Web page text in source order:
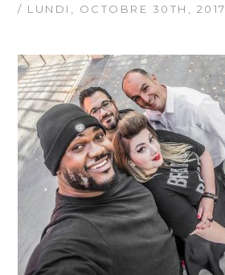
/ LUNDI, OCTOBRE 30TH, 2017